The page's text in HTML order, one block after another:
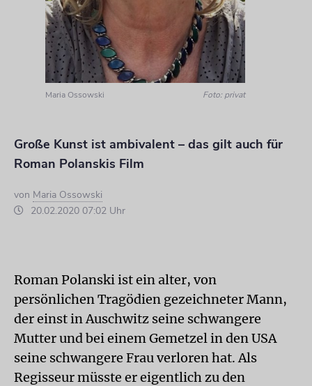
Maria Ossowski Foto: privat
Große Kunst ist ambivalent – das gilt auch für
Roman Polanskis Film
von Maria Ossowski
20.02.2020 07:02 Uhr
Roman Polanski ist ein alter, von
persönlichen Tragödien gezeichneter Mann,
der einst in Auschwitz seine schwangere
Mutter und bei einem Gemetzel in den USA
seine schwangere Frau verloren hat. Als
Regisseur müsste er eigentlich zu den